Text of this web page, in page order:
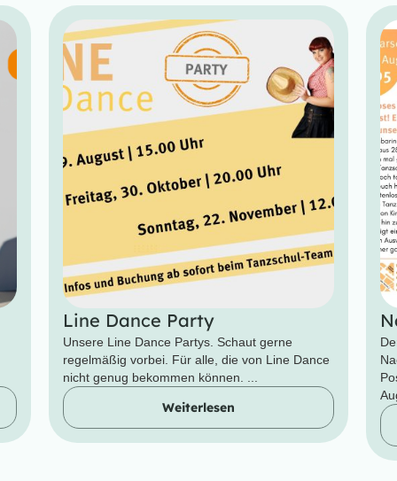
Line Dance Party
Unsere Line Dance Partys. Schaut gerne
regelmäßig vorbei. Für alle, die von Line Dance
nicht genug bekommen können. ...
Weiterlesen